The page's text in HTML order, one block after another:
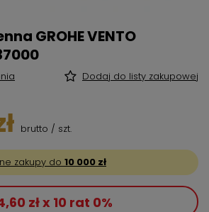
GROHE VENTO
Dodaj do listy zakupowej
brutto / szt.
zakupy do 10 000 zł
zł x 10 rat 0%